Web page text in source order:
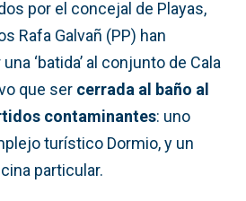
por el concejal de Playas,
Rafa Galvañ (PP) han
‘batida’ al conjunto de Cala
que ser cerrada al baño al
contaminantes: uno
turístico Dormio, y un
particular.